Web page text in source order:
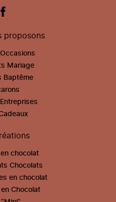
proposons
Mariage
Baptême
en chocolat
Chocolats
en chocolat
Chocolat